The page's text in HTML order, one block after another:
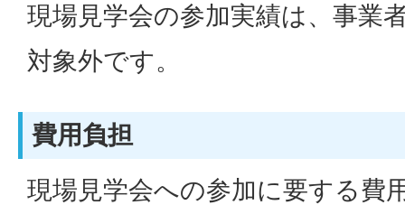
現場見学会の参加実績は、事業
対象外です。
費用負担
現場見学会への参加に要する費